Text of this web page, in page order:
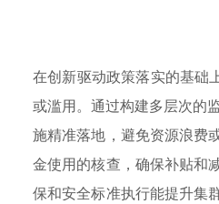
在创新驱动政策落实的基础
或滥用。通过构建多层次的
施精准落地，避免资源浪费
金使用的核查，确保补贴和
保和安全标准执行能提升集